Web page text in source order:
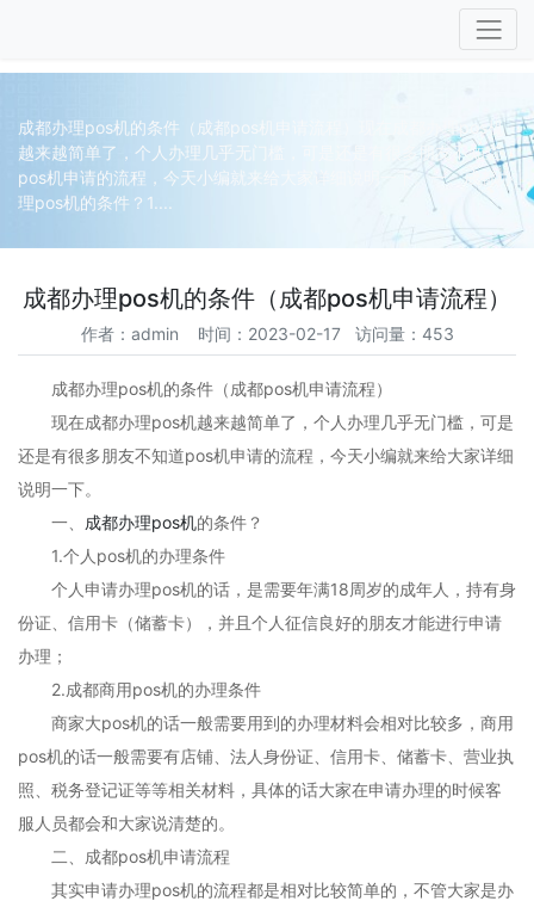
成都办理pos机的条件（成都pos机申请流程）现在成都办理pos机
越来越简单了，个人办理几乎无门槛，可是还是有很多朋友不知道
pos机申请的流程，今天小编就来给大家详细说明一下。一、成都办
理pos机的条件？1....
成都办理pos机的条件（成都pos机申请流程）
作者：admin 时间：2023-02-17 访问量：453
成都办理pos机的条件（成都pos机申请流程）
现在成都办理pos机越来越简单了，个人办理几乎无门槛，可是
还是有很多朋友不知道pos机申请的流程，今天小编就来给大家详细
说明一下。
一、 成都办理pos机的条件？
1.个人pos机的办理条件
个人申请办理pos机的话，是需要年满18周岁的成年人，持有身
份证、信用卡（储蓄卡），并且个人征信良好的朋友才能进行申请
办理；
2.成都商用pos机的办理条件
商家大pos机的话一般需要用到的办理材料会相对比较多，商用
pos机的话一般需要有店铺、法人身份证、信用卡、储蓄卡、营业执
照、税务登记证等等相关材料，具体的话大家在申请办理的时候客
服人员都会和大家说清楚的。
二、成都pos机申请流程
其实申请办理pos机的流程都是相对比较简单的，不管大家是办